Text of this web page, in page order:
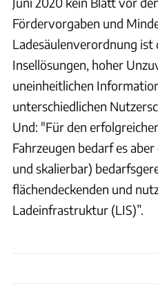
Fördervorgaben und
Ladesäulenverordnung ist
Insellösungen, hoher
uneinheitlichen
unterschiedlichen
Und: "Für den
Fahrzeugen bedarf es
und skalierbar)
flächendeckenden und
Ladeinfrastruktur (LIS)”.